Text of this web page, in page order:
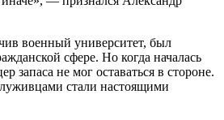
военный университет, был
сфере. Но когда началась
запаса не мог оставаться в стороне.
стали настоящими